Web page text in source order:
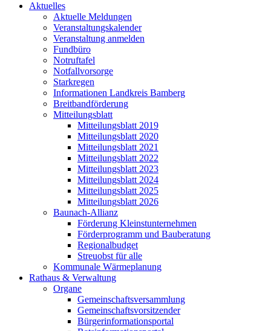
Aktuelles
Aktuelle Meldungen
Veranstaltungskalender
Veranstaltung anmelden
Fundbüro
Notruftafel
Notfallvorsorge
Starkregen
Informationen Landkreis Bamberg
Breitbandförderung
Mitteilungsblatt
Mitteilungsblatt 2019
Mitteilungsblatt 2020
Mitteilungsblatt 2021
Mitteilungsblatt 2022
Mitteilungsblatt 2023
Mitteilungsblatt 2024
Mitteilungsblatt 2025
Mitteilungsblatt 2026
Baunach-Allianz
Förderung Kleinstunternehmen
Förderprogramm und Bauberatung
Regionalbudget
Streuobst für alle
Kommunale Wärmeplanung
Rathaus & Verwaltung
Organe
Gemeinschaftsversammlung
Gemeinschaftsvorsitzender
Bürgerinformationsportal